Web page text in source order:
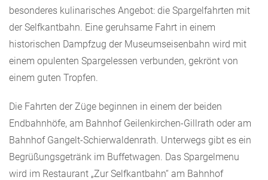
besonderes kulinarisches Angebot: die Spargelfahrten mit
der Selfkantbahn. Eine geruhsame Fahrt in einem
historischen Dampfzug der Museumseisenbahn wird mit
einem opulenten Spargelessen verbunden, gekrönt von
einem guten Tropfen.
Die Fahrten der Züge beginnen in einem der beiden
Endbahnhöfe, am Bahnhof Geilenkirchen-Gillrath oder am
Bahnhof Gangelt-Schierwaldenrath. Unterwegs gibt es ein
Begrüßungsgetränk im Buffetwagen. Das Spargelmenu
wird im Restaurant „Zur Selfkantbahn“ am Bahnhof